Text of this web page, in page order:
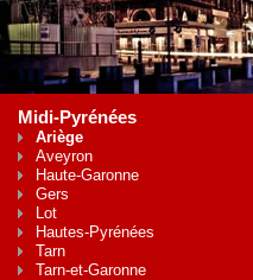
Midi-Pyrénées
Ariège
Aveyron
Haute-Garonne
Gers
Lot
Hautes-Pyrénées
Tarn
Tarn-et-Garonne